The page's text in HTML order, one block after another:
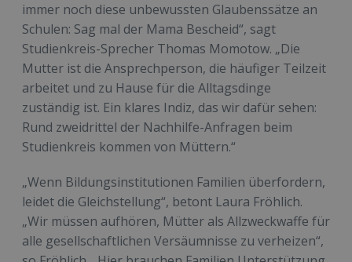
immer noch diese unbewussten Glaubenssätze an
Schulen: Sag mal der Mama Bescheid“, sagt
Studienkreis-Sprecher Thomas Momotow. „Die
Mutter ist die Ansprechperson, die häufiger Teilzeit
arbeitet und zu Hause für die Alltagsdinge
zuständig ist. Ein klares Indiz, das wir dafür sehen:
Rund zweidrittel der Nachhilfe-Anfragen beim
Studienkreis kommen von Müttern.“
„Wenn Bildungsinstitutionen Familien überfordern,
leidet die Gleichstellung“, betont Laura Fröhlich.
„Wir müssen aufhören, Mütter als Allzweckwaffe für
alle gesellschaftlichen Versäumnisse zu verheizen“,